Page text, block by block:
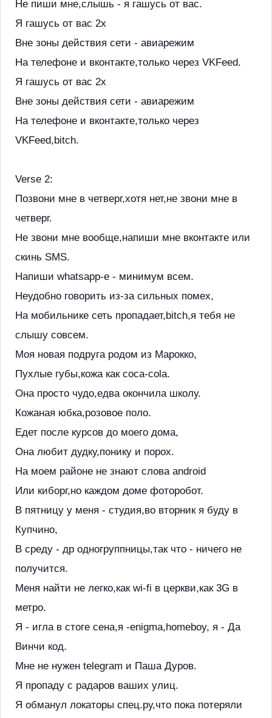
Не пиши мне,слышь - я гашусь от вас.
Я гашусь от вас 2x
Вне зоны действия сети - авиарежим
На телефоне и вконтакте,только через VKFeed.
Я гашусь от вас 2x
Вне зоны действия сети - авиарежим
На телефоне и вконтакте,только через
VKFeed,bitch.
Verse 2:
Позвони мне в четверг,хотя нет,не звони мне в
четверг.
Не звони мне вообще,напиши мне вконтакте или
скинь SMS.
Напиши whatsapp-е - минимум всем.
Неудобно говорить из-за сильных помех,
На мобильнике сеть пропадает,bitch,я тебя не
слышу совсем.
Моя новая подруга родом из Марокко,
Пухлые губы,кожа как coca-cola.
Она просто чудо,едва окончила школу.
Кожаная юбка,розовое поло.
Едет после курсов до моего дома,
Она любит дудку,понику и порох.
На моем районе не знают слова android
Или киборг,но каждом доме фоторобот.
В пятницу у меня - студия,во вторник я буду в
Купчино,
В среду - др одногруппницы,так что - ничего не
получится.
Меня найти не легко,как wi-fi в церкви,как 3G в
метро.
Я - игла в стоге сена,я -enigma,homeboy, я - Да
Винчи код.
Мне не нужен telegram и Паша Дуров.
Я пропаду с радаров ваших улиц.
Я обманул локаторы спец.ру,что пока потеряли